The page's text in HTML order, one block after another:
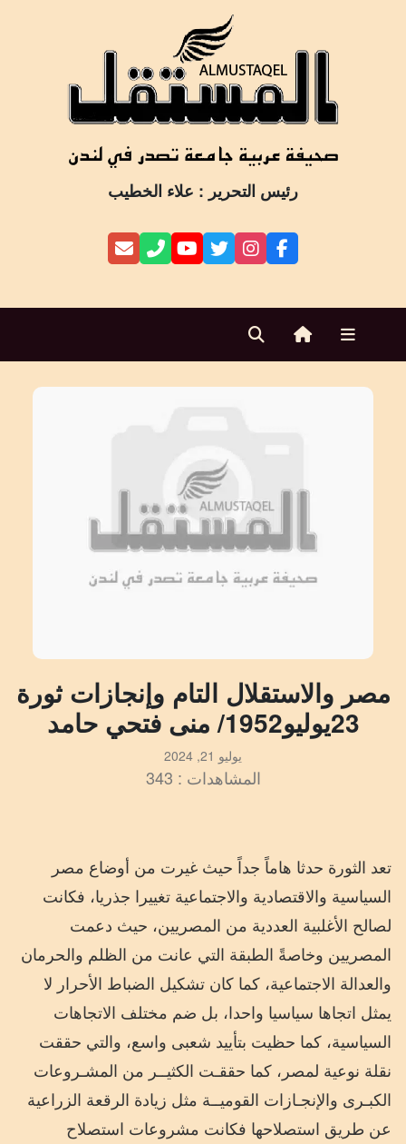
رئيس التحرير : علاء الخطيب
مصر والاستقلال التام وإنجازات ثورة
23يوليو1952/ منى فتحي حامد
يوليو 21, 2024
المشاهدات : 343
تعد الثورة حدثا هاماً جداً حيث غيرت من أوضاع مصر
السياسية والاقتصادية والاجتماعية تغييرا جذريا، فكانت
لصالح الأغلبية العددية من المصريين، حيث دعمت
المصريين وخاصةً الطبقة التي عانت من الظلم والحرمان
والعدالة الاجتماعية، كما كان تشكيل الضباط الأحرار لا
يمثل اتجاها سياسيا واحدا، بل ضم مختلف الاتجاهات
السياسية، كما حظيت بتأييد شعبى واسع، والتي حققت
نقلة نوعية لمصر، كما حققـت الكثيــر من المشـروعات
الكبـرى والإنجـازات القوميــة مثل زيادة الرقعة الزراعية
عن طريق استصلاحها فكانت مشروعات استصلاح